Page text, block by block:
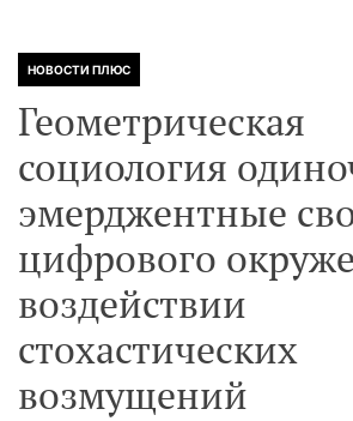
НОВОСТИ ПЛЮС
Геометрическая
социология
эмерджентные
цифрового
воздействии
стохастических
возмущений